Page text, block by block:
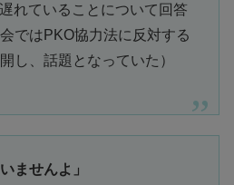
遅れていることについて回答
ではPKO協力法に反対する
し、話題となっていた）
ませんよ」